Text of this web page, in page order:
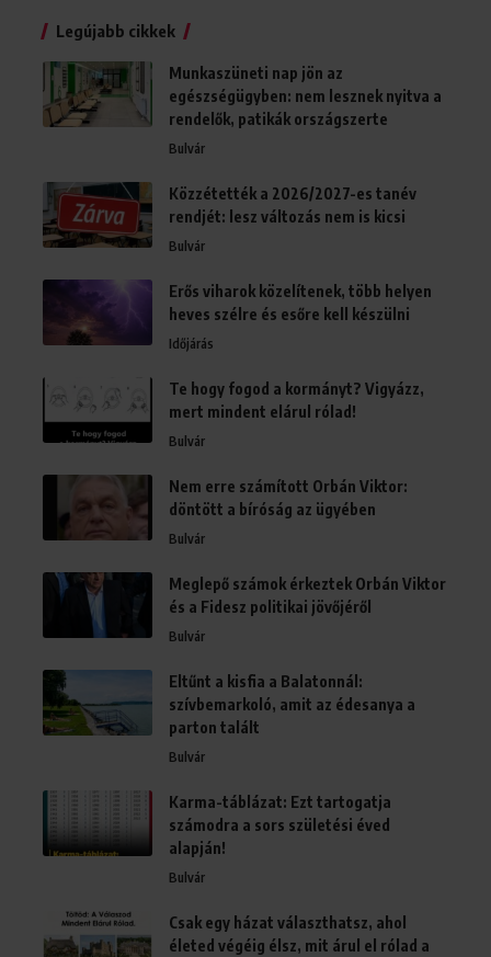
Legújabb cikkek
Munkaszüneti nap jön az
egészségügyben: nem lesznek nyitva a
rendelők, patikák országszerte
Bulvár
Közzétették a 2026/2027-es tanév
rendjét: lesz változás nem is kicsi
Bulvár
Erős viharok közelítenek, több helyen
heves szélre és esőre kell készülni
Időjárás
Te hogy fogod a kormányt? Vigyázz,
mert mindent elárul rólad!
Bulvár
Nem erre számított Orbán Viktor:
döntött a bíróság az ügyében
Bulvár
Meglepő számok érkeztek Orbán Viktor
és a Fidesz politikai jövőjéről
Bulvár
Eltűnt a kisfia a Balatonnál:
szívbemarkoló, amit az édesanya a
parton talált
Bulvár
Karma-táblázat: Ezt tartogatja
számodra a sors születési éved
alapján!
Bulvár
Csak egy házat választhatsz, ahol
életed végéig élsz, mit árul el rólad a